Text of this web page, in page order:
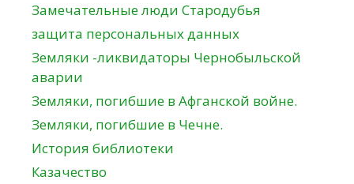
Замечательные люди Стародубья
защита персональных данных
Земляки -ликвидаторы Чернобыльской
аварии
Земляки, погибшие в Афганской войне.
Земляки, погибшие в Чечне.
История библиотеки
Казачество